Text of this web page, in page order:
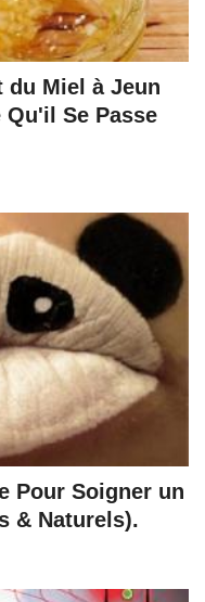
du Miel à Jeun
Qu'il Se Passe
Pour Soigner un
& Naturels).